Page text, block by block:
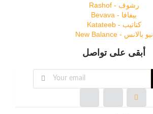
رشوف - Rashof
بيفافا - Bevava
كتاتيب - Katateeb
نيو بالانس - New Balance
أبقى على تواصل